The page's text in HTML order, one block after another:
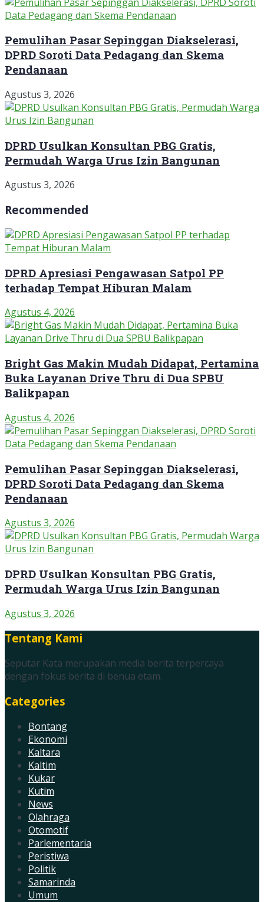
Pemulihan Pasar Sepinggan Diakselerasi,
DPRD Soroti Data Pedagang dan Skema
Pendanaan
Agustus 3, 2026
DPRD Usulkan Konsultan PBG Gratis,
Permudah Warga Urus Izin Bangunan
Agustus 3, 2026
Recommended
DPRD Apresiasi Pengawasan Satpol PP
terhadap Tempat Hiburan Malam
Agustus 4, 2026
Bright Gas Makin Mudah Didapat, Pertamina
Buka Layanan Drive Thru di Dua SPBU
Balikpapan
Agustus 4, 2026
Pemulihan Pasar Sepinggan Diakselerasi,
DPRD Soroti Data Pedagang dan Skema
Pendanaan
Agustus 3, 2026
DPRD Usulkan Konsultan PBG Gratis,
Permudah Warga Urus Izin Bangunan
Agustus 3, 2026
Tentang Kami
Seputar Kata merupakan media berita terpercaya
dengan fokus berita di benua etam.
Categories
Bontang
Ekonomi
Kaltara
Kaltim
Kukar
Kutim
News
Olahraga
Otomotif
Parlementaria
Peristiwa
Politik
Samarinda
Umum